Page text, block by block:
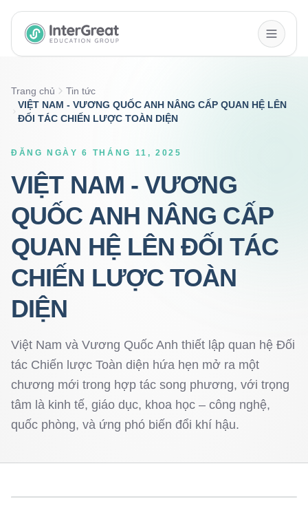
InterGreat Education Group home
Trang chủ
Tin tức
VIỆT NAM - VƯƠNG QUỐC ANH NÂNG CẤP QUAN HỆ LÊN
ĐỐI TÁC CHIẾN LƯỢC TOÀN DIỆN
ĐĂNG NGÀY 6 THÁNG 11, 2025
VIỆT NAM - VƯƠNG
QUỐC ANH NÂNG CẤP
QUAN HỆ LÊN ĐỐI TÁC
CHIẾN LƯỢC TOÀN
DIỆN
Việt Nam và Vương Quốc Anh thiết lập quan hệ Đối
tác Chiến lược Toàn diện hứa hẹn mở ra một
chương mới trong hợp tác song phương, với trọng
tâm là kinh tế, giáo dục, khoa học – công nghệ,
quốc phòng, và ứng phó biến đổi khí hậu.